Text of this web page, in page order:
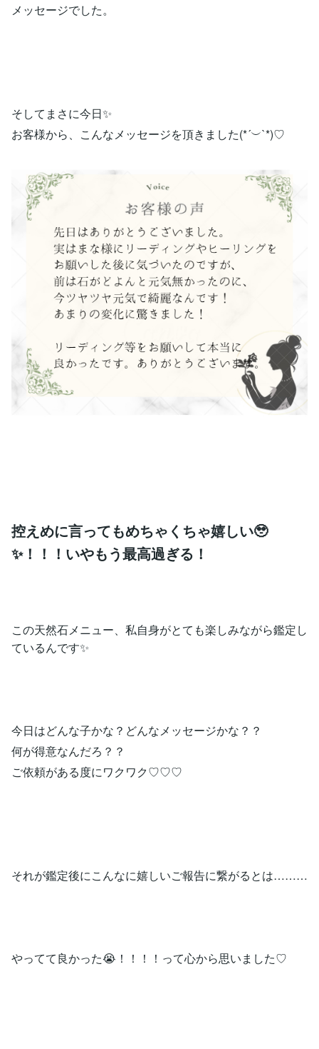
メッセージでした。
そしてまさに今日✨
お客様から、こんなメッセージを頂きました(*´︶`*)♡
控えめに言ってもめちゃくちゃ嬉しい🥹
✨！！！いやもう最高過ぎる！
この天然石メニュー、私自身がとても楽しみながら鑑定し
ているんです✨
今日はどんな子かな？どんなメッセージかな？？
何が得意なんだろ？？
ご依頼がある度にワクワク♡♡♡
それが鑑定後にこんなに嬉しいご報告に繋がるとは………
やってて良かった😭！！！！って心から思いました♡